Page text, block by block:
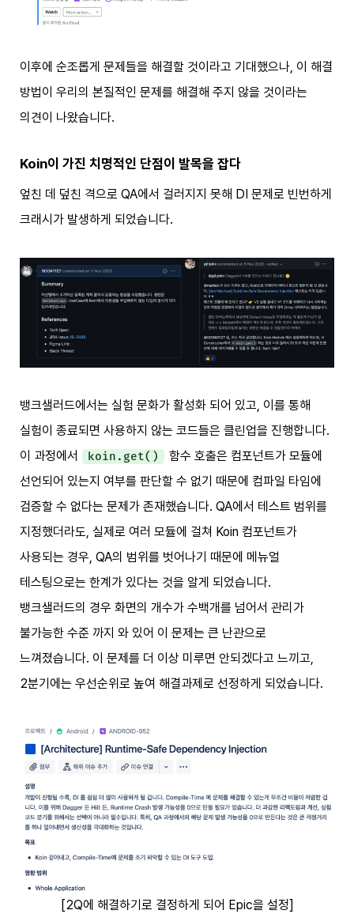
이후에 순조롭게 문제들을 해결할 것이라고 기대했으나, 이 해결
방법이 우리의 본질적인 문제를 해결해 주지 않을 것이라는
의견이 나왔습니다.
Koin이 가진 치명적인 단점이 발목을 잡다
엎친 데 덮친 격으로 QA에서 걸러지지 못해 DI 문제로 빈번하게
크래시가 발생하게 되었습니다.
뱅크샐러드에서는 실험 문화가 활성화 되어 있고, 이를 통해
실험이 종료되면 사용하지 않는 코드들은 클린업을 진행합니다.
이 과정에서
koin.get()
함수 호출은 컴포넌트가 모듈에
선언되어 있는지 여부를 판단할 수 없기 때문에 컴파일 타임에
검증할 수 없다는 문제가 존재했습니다. QA에서 테스트 범위를
지정했더라도, 실제로 여러 모듈에 걸쳐 Koin 컴포넌트가
사용되는 경우, QA의 범위를 벗어나기 때문에 메뉴얼
테스팅으로는 한계가 있다는 것을 알게 되었습니다.
뱅크샐러드의 경우 화면의 개수가 수백개를 넘어서 관리가
불가능한 수준 까지 와 있어 이 문제는 큰 난관으로
느껴졌습니다. 이 문제를 더 이상 미루면 안되겠다고 느끼고,
2분기에는 우선순위로 높여 해결과제로 선정하게 되었습니다.
[2Q에 해결하기로 결정하게 되어 Epic을 설정]